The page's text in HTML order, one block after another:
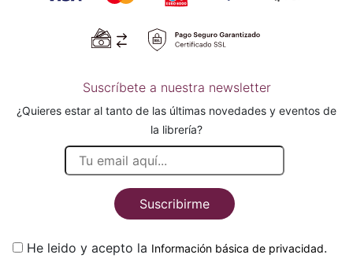
Suscríbete a nuestra newsletter
¿Quieres estar al tanto de las últimas novedades y eventos de
la librería?
Suscribirme
He leido y acepto la Información básica de privacidad.